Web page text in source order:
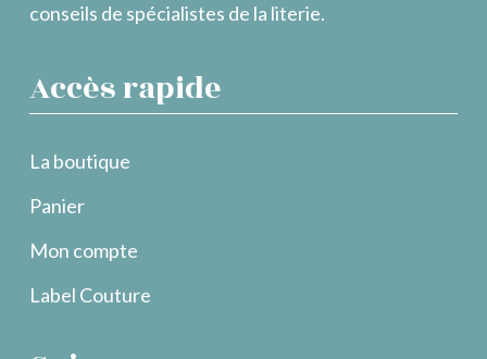
conseils de spécialistes de la literie.
Accès rapide
La boutique
Panier
Mon compte
Label Couture